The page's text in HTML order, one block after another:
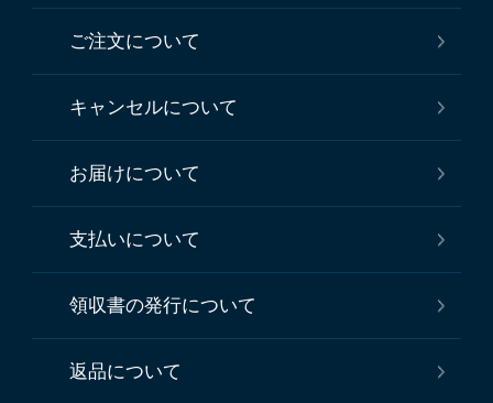
ご注文について
キャンセルについて
お届けについて
支払いについて
領収書の発行について
返品について